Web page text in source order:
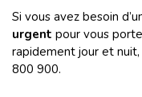
Si vous avez besoin
urgent pour vous
rapidement jour et
800 900.